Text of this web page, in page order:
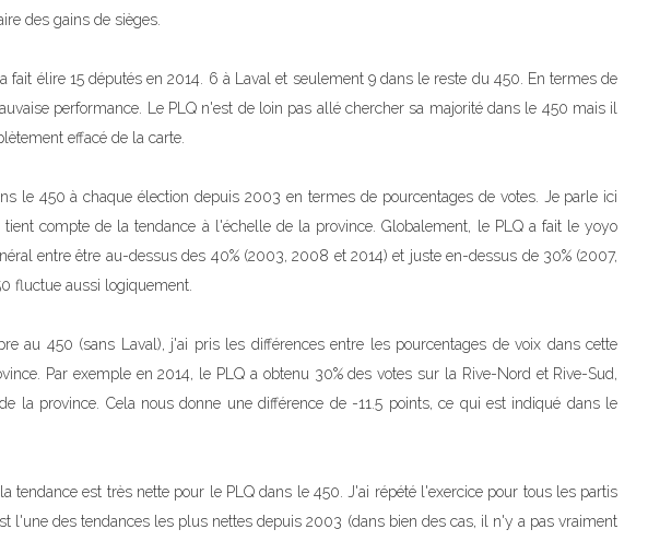
des gains de sièges.
fait élire 15 députés en 2014. 6 à Laval et seulement 9 dans le reste du 450. En termes de
performance. Le PLQ n'est de loin pas allé chercher sa majorité dans le 450 mais il
effacé de la carte.
le 450 à chaque élection depuis 2003 en termes de pourcentages de votes. Je parle ici
compte de la tendance à l'échelle de la province. Globalement, le PLQ a fait le yoyo
entre être au-dessus des 40% (2003, 2008 et 2014) et juste en-dessus de 30% (2007,
fluctue aussi logiquement.
au 450 (sans Laval), j'ai pris les différences entre les pourcentages de voix dans cette
Par exemple en 2014, le PLQ a obtenu 30% des votes sur la Rive-Nord et Rive-Sud,
la province. Cela nous donne une différence de -11.5 points, ce qui est indiqué dans le
tendance est très nette pour le PLQ dans le 450. J'ai répété l'exercice pour tous les partis
l'une des tendances les plus nettes depuis 2003 (dans bien des cas, il n'y a pas vraiment